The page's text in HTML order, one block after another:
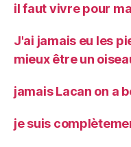
il faut vivre pour
J'ai jamais eu les
mieux être un
jamais Lacan on a
je suis